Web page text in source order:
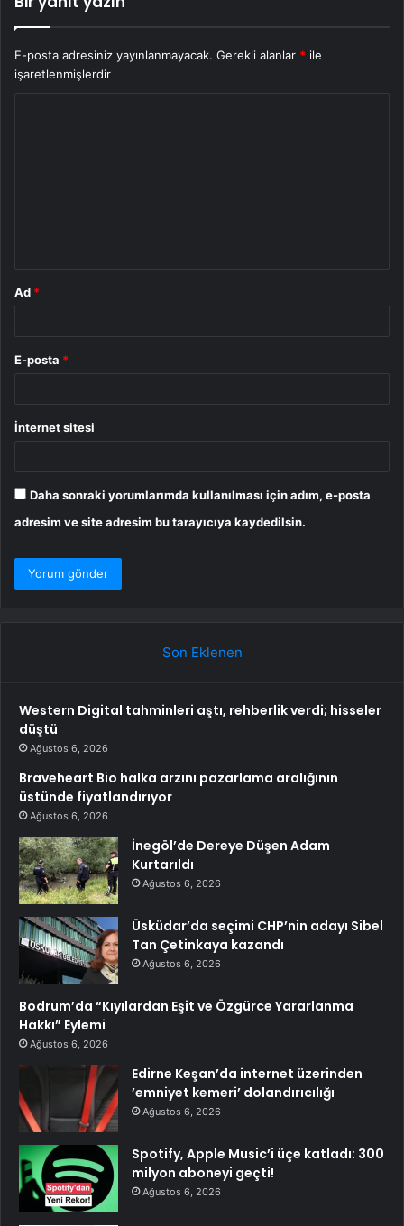
E-posta adresiniz yayınlanmayacak. Gerekli alanlar * ile
işaretlenmişlerdir
Ad *
E-posta *
İnternet sitesi
Daha sonraki yorumlarımda kullanılması için adım, e-posta
adresim ve site adresim bu tarayıcıya kaydedilsin.
Son Eklenen
Western Digital tahminleri aştı, rehberlik verdi; hisseler
düştü
Ağustos 6, 2026
Braveheart Bio halka arzını pazarlama aralığının
üstünde fiyatlandırıyor
Ağustos 6, 2026
İnegöl’de Dereye Düşen Adam
Kurtarıldı
Ağustos 6, 2026
Üsküdar’da seçimi CHP’nin adayı Sibel
Tan Çetinkaya kazandı
Ağustos 6, 2026
Bodrum’da “Kıyılardan Eşit ve Özgürce Yararlanma
Hakkı” Eylemi
Ağustos 6, 2026
Edirne Keşan’da internet üzerinden
’emniyet kemeri’ dolandırıcılığı
Ağustos 6, 2026
Spotify, Apple Music’i üçe katladı: 300
milyon aboneyi geçti!
Ağustos 6, 2026